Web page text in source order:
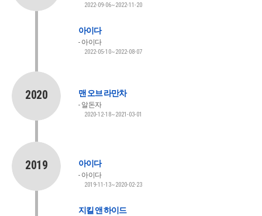
2022-09-06~2022-11-20
아이다
아이다
2022-05-10~2022-08-07
2020 맨 오브 라만차
알돈자
2020-12-18~2021-03-01
2019 아이다
아이다
2019-11-13~2020-02-23
지킬 앤 하이드